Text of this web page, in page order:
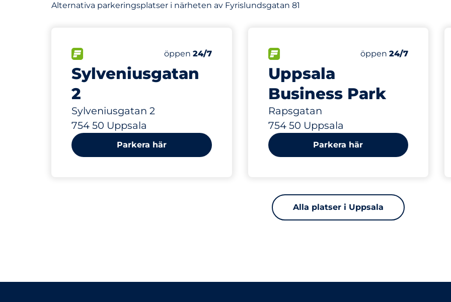
Alternativa parkeringsplatser i närheten av Fyrislundsgatan 81
Sylveniusgatan
2
Sylveniusgatan 2
754 50 Uppsala
Antal parkeringsplatser:
Totalt antal platser
Fredag
öppen 24/7
424 m
Parkera här
Uppsala
Business Park
Rapsgatan
754 50 Uppsala
Antal parkeringsplatser:
Totalt antal platser
Fredag
öppen24/7
471 m
Parkera här
Alla platser i Uppsala